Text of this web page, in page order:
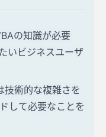
の知識が必要
いビジネスユーザ
技術的な複雑さを
して必要なことを